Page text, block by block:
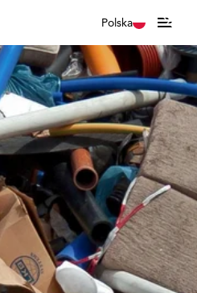
Polska